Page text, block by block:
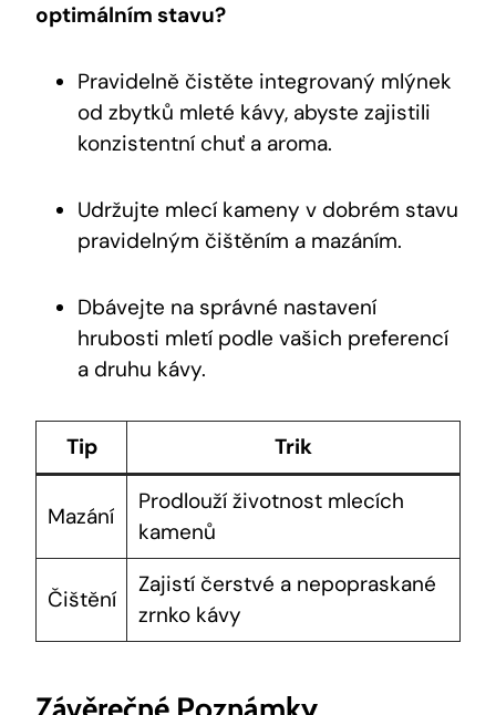
optimálním stavu?
Pravidelně čistěte integrovaný mlýnek
od zbytků mleté kávy, abyste zajistili
konzistentní chuť a aroma.
Udržujte mlecí kameny v dobrém stavu
pravidelným čištěním a mazáním.
Dbávejte na správné nastavení
hrubosti mletí podle vašich preferencí
a druhu kávy.
Tip Trik
Mazání
Prodlouží životnost mlecích
kamenů
Čištění
Zajistí čerstvé a nepopraskané
zrnko kávy